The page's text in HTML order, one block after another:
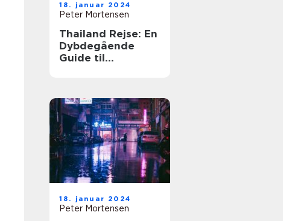
18. januar 2024
Peter Mortensen
Thailand Rejse: En
Dybdegående
Guide til
18. januar 2024
Peter Mortensen